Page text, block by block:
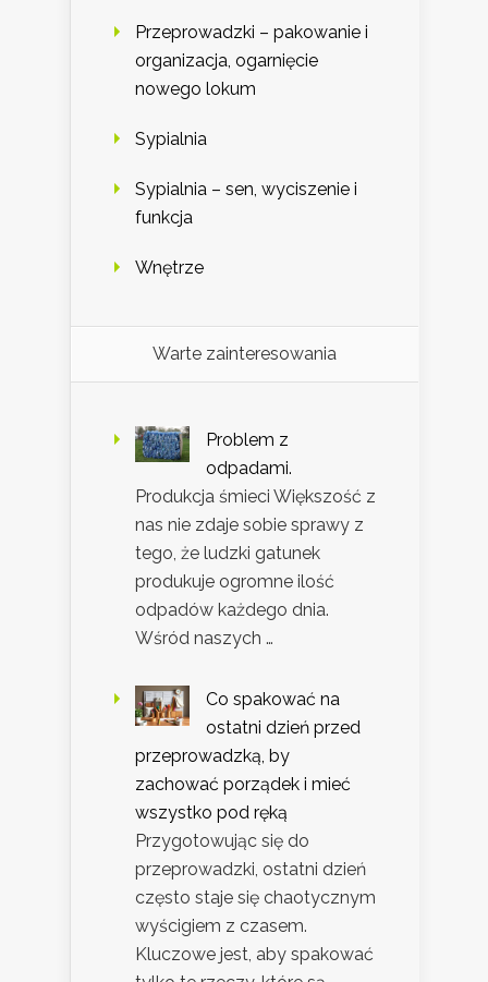
Przeprowadzki – pakowanie i
organizacja, ogarnięcie
nowego lokum
Sypialnia
Sypialnia – sen, wyciszenie i
funkcja
Wnętrze
Warte zainteresowania
Problem z
odpadami.
Produkcja śmieci Większość z
nas nie zdaje sobie sprawy z
tego, że ludzki gatunek
produkuje ogromne ilość
odpadów każdego dnia.
Wśród naszych …
Co spakować na
ostatni dzień przed
przeprowadzką, by
zachować porządek i mieć
wszystko pod ręką
Przygotowując się do
przeprowadzki, ostatni dzień
często staje się chaotycznym
wyścigiem z czasem.
Kluczowe jest, aby spakować